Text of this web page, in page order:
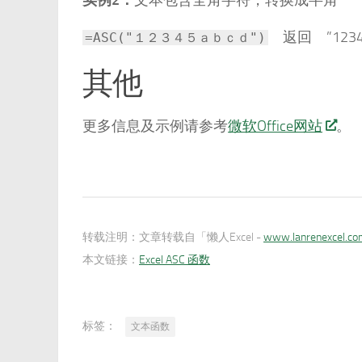
=ASC("１２３４５ａｂｃｄ") 返回
其他
更多信息及示例请参考微软Office网站 。
转载注明： 文章转载自「懒人Excel -
本文链接： Excel ASC 函数
标签： 文本函数